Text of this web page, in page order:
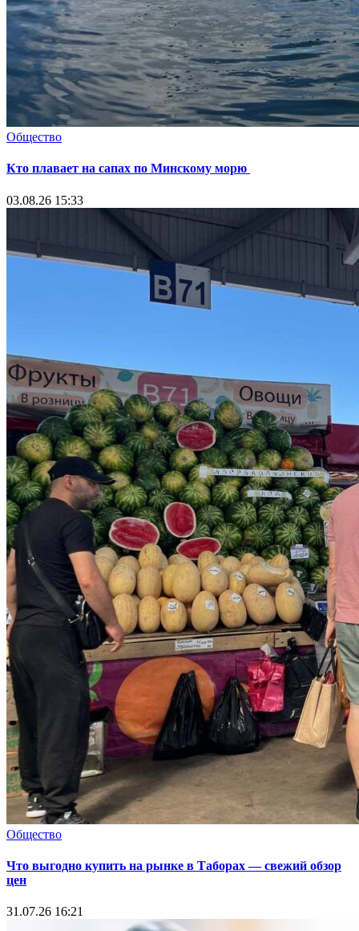
Общество
Кто плавает на сапах по Минскому морю
03.08.26 15:33
Общество
Что выгодно купить на рынке в Таборах — свежий обзор
цен
31.07.26 16:21